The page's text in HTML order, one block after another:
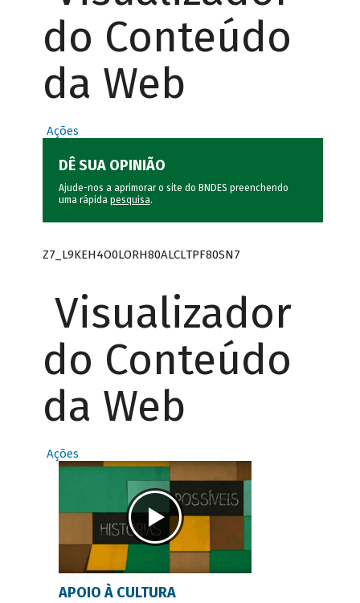
do Conteúdo
da Web
Ações
DÊ SUA OPINIÃO
Ajude-nos a aprimorar o site do BNDES preenchendo
uma rápida pesquisa.
Z7_L9KEH4O0LORH80ALCLTPF80SN7
Visualizador
do Conteúdo
da Web
Ações
APOIO À CULTURA